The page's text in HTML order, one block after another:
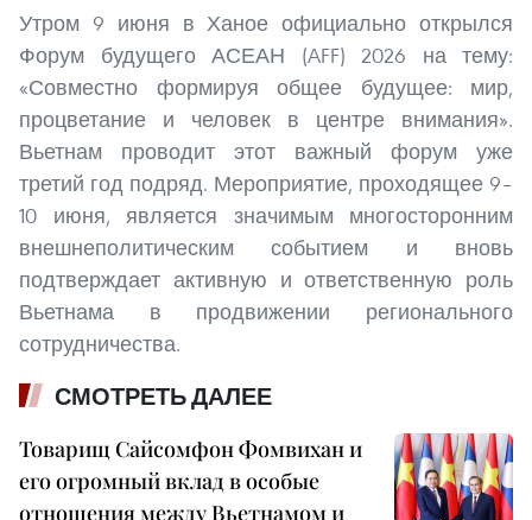
Утром 9 июня в Ханое официально открылся
Форум будущего АСЕАН (AFF) 2026 на тему:
«Совместно формируя общее будущее: мир,
процветание и человек в центре внимания».
Вьетнам проводит этот важный форум уже
третий год подряд. Мероприятие, проходящее 9–
10 июня, является значимым многосторонним
внешнеполитическим событием и вновь
подтверждает активную и ответственную роль
Вьетнама в продвижении регионального
сотрудничества.
СМОТРЕТЬ ДАЛЕЕ
Товарищ Сайсомфон Фомвихан и
его огромный вклад в особые
отношения между Вьетнамом и